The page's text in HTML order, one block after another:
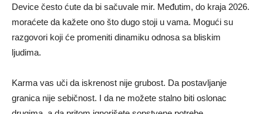
Device često ćute da bi sačuvale mir. Međutim, do kraja 2026.
moraćete da kažete ono što dugo stoji u vama. Mogući su
razgovori koji će promeniti dinamiku odnosa sa bliskim
ljudima.
Karma vas uči da iskrenost nije grubost. Da postavljanje
granica nije sebičnost. I da ne možete stalno biti oslonac